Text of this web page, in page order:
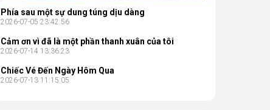
Phía sau một sự dung túng dịu dàng
2026-07-05 23:42:56
Cảm ơn vì đã là một phần thanh xuân của tôi
2026-07-14 13:36:23
Chiếc Vé Đến Ngày Hôm Qua
2026-07-13 11:15:05